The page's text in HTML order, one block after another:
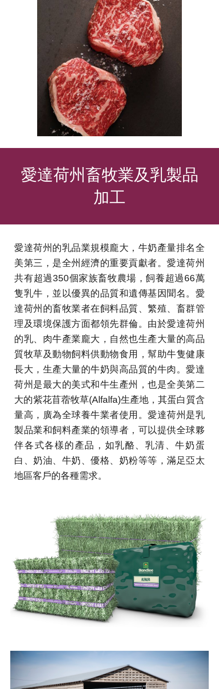
愛達荷州畜牧業及乳製品
加工
愛達荷州的乳品業規模龐大，牛奶產量排名全
美第三，是全州經濟的重要貢獻者。愛達荷州
共有超過350個家族畜牧農場，飼養超過66萬
隻乳牛，並以優異的品質和遺傳基因聞名。愛
達荷州的畜牧業者在飼料品質、繁殖、畜群管
理及環境保護方面都領先群倫。由於愛達荷州
的乳、肉牛產業龐大，自然也生產大量的高品
質牧草及動物飼料供動物食用，幫助牛隻健康
長大，生產大量的牛奶與高品質的牛肉。愛達
荷州是最大的美式和牛生產州，也是全美第二
大的紫花苜蓿牧草(Alfalfa)生產地，其蛋白質含
量高，廣為全球養牛業者使用。愛達荷州是乳
製品業和飼料產業的領導者，可以提供全球夥
伴各式各樣的產品，如乳酪、乳清、牛奶蛋
白、奶油、牛奶、優格、奶粉等等，滿足亞太
地區客戶的各種需求。